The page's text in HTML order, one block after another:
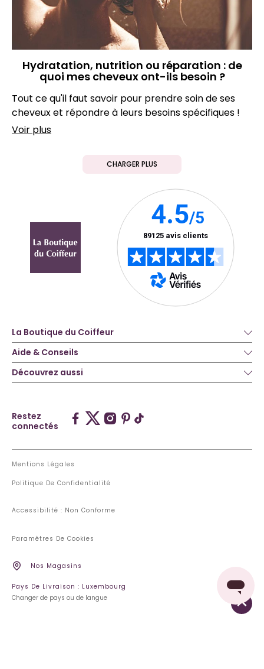
Hydratation, nutrition ou réparation : de
quoi mes cheveux ont-ils besoin ?
Tout ce qu'il faut savoir pour prendre soin de ses
cheveux et répondre à leurs besoins spécifiques !
Voir plus
CHARGER PLUS
La Boutique du Coiffeur
Aide & Conseils
Découvrez aussi
Restez
connectés
Mentions Légales
Politique De Confidentialité
Accessibilité : Non Conforme
Paramètres De Cookies
Nos Magasins
Pays De Livraison : Luxembourg
Changer de pays ou de langue